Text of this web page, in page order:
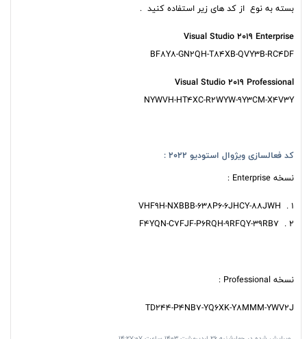
بسته به نوع از کد های زیر استفاده کنید .
Visual Studio 2019 Enterprise
BF8Y8-GN2QH-T84XB-QVY3B-RC4DF
Visual Studio 2019 Professional
NYWVH-HT4XC-R2WYW-9Y3CM-X4V3Y
کد فعالسازی ویژوال استودیو 2022 :
نسخه Enterprise :
1 . VHF9H-NXBBB-638P6-6JHCY-88JWH
2 . F4YQN-C7FJF-P6RQH-9RFQY-39RB7
نسخه Professional :
TD244-P4NB7-YQ6XK-Y8MMM-YWV2J